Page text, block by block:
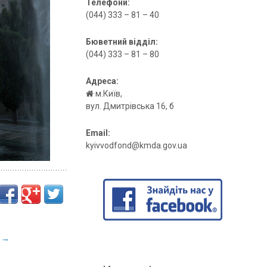
→
Телефони:
(044) 333 – 81 – 40
Бюветний відділ:
(044) 333 – 81 – 80
Адреса:
м.Київ,
вул. Дмитрівська 16, б
Email:
kyivvodfond@kmda.gov.ua